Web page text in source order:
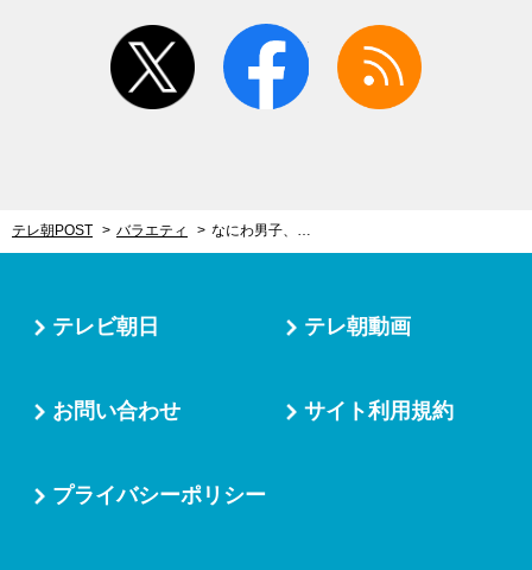
twitter facebook
テレ朝POST バラエティ なにわ男子、その美味しさに感動！モデル＆女優から大人気、奇跡のお弁当・チオベン
テレビ朝日 テレ朝動画
お問い合わせ サイト利用規約
プライバシーポリシー